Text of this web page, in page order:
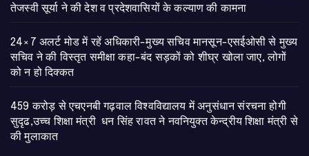
तेजस्वी सूर्या ने की देश व प्रदेशवासियों के कल्याण की कामना
24×7 अलर्ट मोड में रहें अधिकारी-मुख्य सचिव मानसून-एसईओसी से मुख्य
सचिव ने की विस्तृत समीक्षा कहा-बंद सड़कों को शीघ्र खोला जाए, लोगों
को न हो दिक्कत
459 करोड़ से एचएनबी गढ़वाल विश्वविद्यालय में अनुसंधान संरचना होगी
सुदृढ,उच्च शिक्षा मंत्री धन सिंह रावत ने नवनियुक्त केन्द्रीय शिक्षा मंत्री से
की मुलाकात